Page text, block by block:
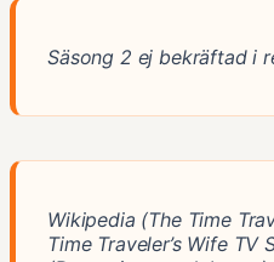
Säsong 2 ej bekräftad i
Wikipedia (The Time
Time Traveler’s Wife TV